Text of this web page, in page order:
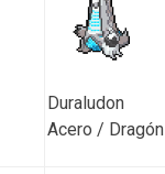
Duraludon
Acero / Dragón